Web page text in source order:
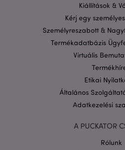
Kiállítások &
Kérj egy
Személyreszabott &
Termékadatbázis
Virtuális
Etikai
Általános
Adatkezelési
A PUCKATOR
Rólunk
adatvédelmi szabályzatát